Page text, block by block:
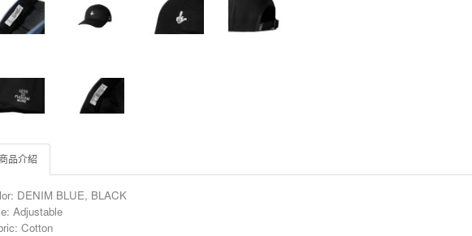
品介紹
DENIM BLUE, BLACK
Adjustable
Cotton